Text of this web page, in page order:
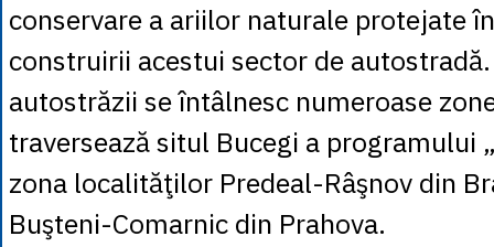
conservare a ariilor naturale protejate
construirii acestui sector de
autostrăzii se întâlnesc numeroase
traversează situl Bucegi a programului
zona localităţilor Predeal-Râşnov din
Buşteni-Comarnic din Prahova.